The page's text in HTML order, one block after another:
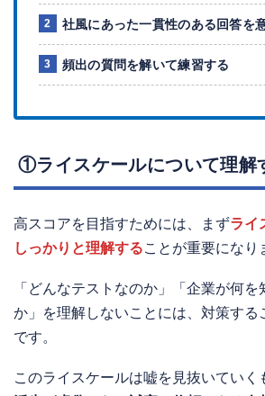
社風にあった一貫性のある回答を
頻出の質問を解いて練習する
①ライスケールについて理解
高スコアを目指すためには、まずライ
しっかりと理解することが重要になり
「どんなテストなのか」「企業が何
か」を理解しないことには、対策する
です。
このライスケールは嘘を見抜いていく